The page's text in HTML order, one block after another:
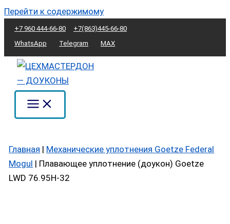
Перейти к содержимому
+7 960 444-66-80
+7(863)445-66-80
WhatsApp
Telegram MAX
Главная | Механические уплотнения Goetze Federal
Mogul | Плавающее уплотнение (доукон) Goetze
LWD 76.95H-32